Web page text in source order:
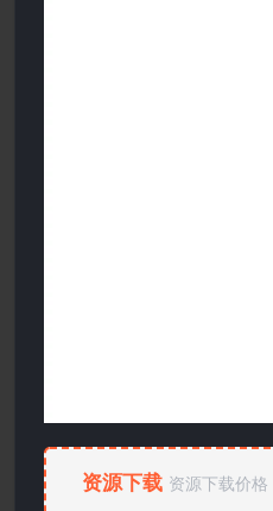
资源下载 资源下载价格